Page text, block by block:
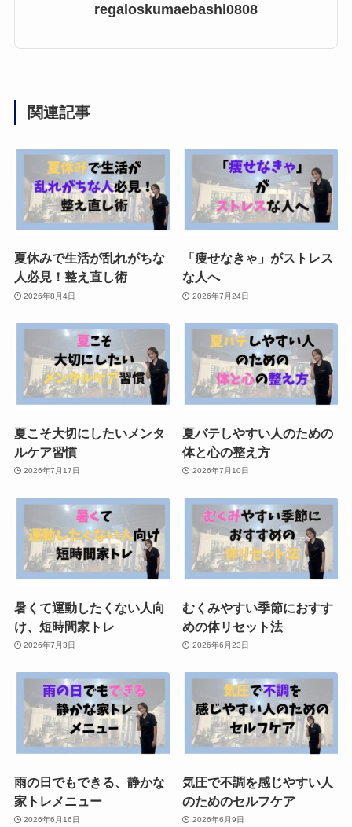
regaloskumaebashi0808
関連記事
夏休みで生活が乱れがちな
人必見！整え直し術
2026年8月4日
「痩せなきゃ」がストレス
な人へ
2026年7月24日
夏こそ大切にしたいメンタ
ルケア習慣
2026年7月17日
夏バテしやすい人のための
体と心の整え方
2026年7月10日
暑くて運動したくない人向
け、短時間家トレ
2026年7月3日
むくみやすい季節におすす
めの体リセット法
2026年6月23日
雨の日でもできる、静かな
家トレメニュー
2026年6月16日
気圧で不調を感じやすい人
のためのセルフケア
2026年6月9日